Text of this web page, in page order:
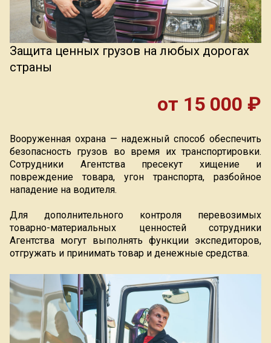
Индекс Безопасности ГВАРДИИ –
открытый проект Агентства Безопасности ГВАРДИЯ для оценки
защищённости жителей города от криминальных угроз.Подробнее
Защита ценных грузов на любых дорогах
страны
от 15 000 ₽
Вооруженная охрана — надежный способ обеспечить
безопасность грузов во время их транспортировки.
Сотрудники Агентства пресекут хищение и
повреждение товара, угон транспорта, разбойное
нападение на водителя.
Для дополнительного контроля перевозимых
товарно-материальных ценностей сотрудники
Агентства могут выполнять функции экспедиторов,
отгружать и принимать товар и денежные средства.